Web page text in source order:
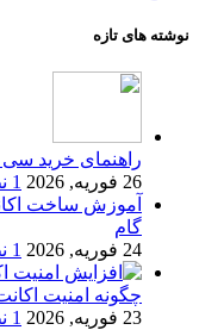
نوشته های تازه
راهنمای خرید سی
26 فوریه, 2026
1 نظر
آموزش ساخت
گام
24 فوریه, 2026
1 نظر
چگونه امنیت اکانت
23 فوریه, 2026
1 نظر